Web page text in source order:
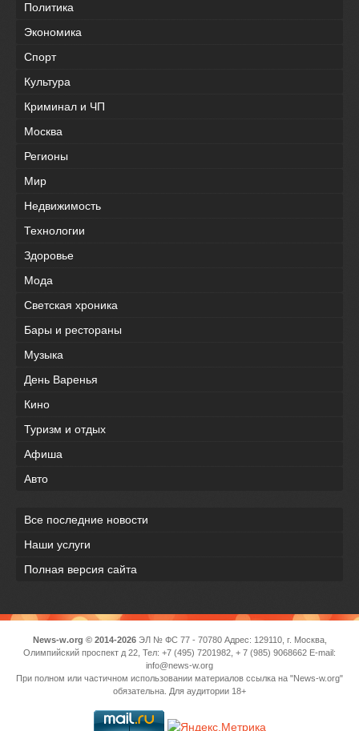
Политика
Экономика
Спорт
Культура
Криминал и ЧП
Москва
Регионы
Мир
Недвижимость
Технологии
Здоровье
Мода
Светская хроника
Бары и рестораны
Музыка
День Варенья
Кино
Туризм и отдых
Афиша
Авто
Все последние новости
Наши услуги
Полная версия сайта
News-w.org © 2014-2026ЭЛ № ФС 77 - 70780 Адрес: 129110, г. Москва,
Олимпийский проспект д 22, Тел: +7 (495) 7201982, + 7 (985) 9068662 E-mail:
info@news-w.org
При полном или частичном использовании материалов ссылка на "News-w.org"
обязательна. Для аудитории 18+